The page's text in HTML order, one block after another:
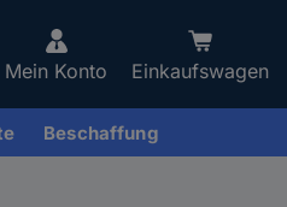
Mein Konto Einkaufswagen
Beschaffung